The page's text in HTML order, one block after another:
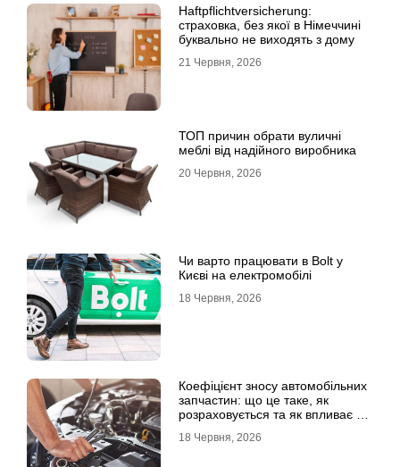
Haftpflichtversicherung:
страховка, без якої в Німеччині
буквально не виходять з дому
21 Червня, 2026
ТОП причин обрати вуличні
меблі від надійного виробника
20 Червня, 2026
Чи варто працювати в Bolt у
Києві на електромобілі
18 Червня, 2026
Коефіцієнт зносу автомобільних
запчастин: що це таке, як
розраховується та як впливає на
18 Червня, 2026